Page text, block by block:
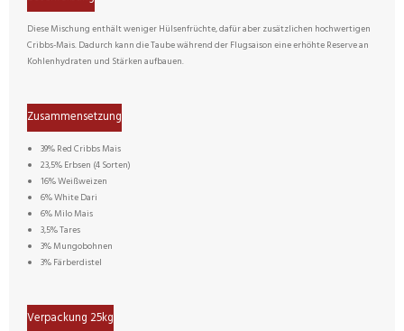
Diese Mischung enthält weniger Hülsenfrüchte, dafür aber zusätzlichen hochwertigen
Cribbs-Mais. Dadurch kann die Taube während der Flugsaison eine erhöhte Reserve an
Kohlenhydraten und Stärken aufbauen.
Zusammensetzung
39% Red Cribbs Mais
23,5% Erbsen (4 Sorten)
16% Weißweizen
6% White Dari
6% Milo Mais
3,5% Tares
3% Mungobohnen
3% Färberdistel
Verpackung 25kg